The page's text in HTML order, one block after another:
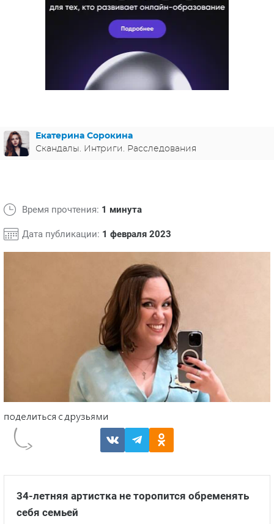
СВЕТСКИЕ НОВОСТИ
Екатерина Сорокина
Скандалы. Интриги. Расследования
Время прочтения: 1 минута
Дата публикации: 1 февраля 2023
34-летняя артистка не торопится обременять
себя семьей